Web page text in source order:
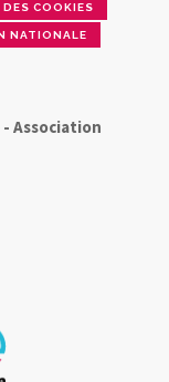
DES COOKIES
NATIONALE
Association